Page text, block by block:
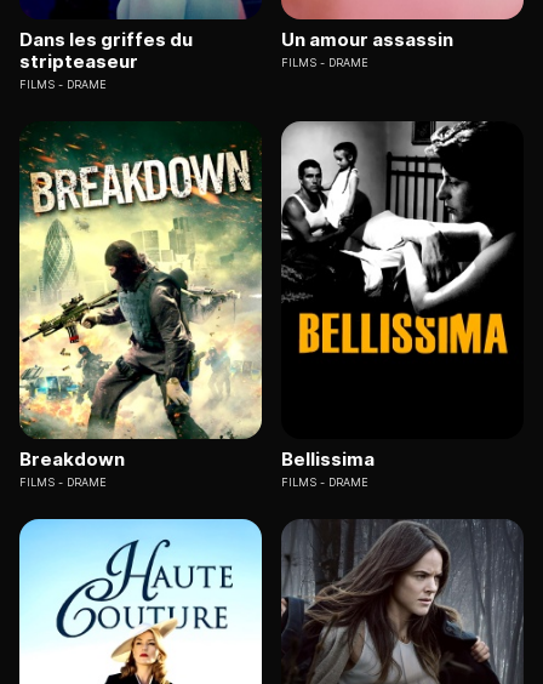
Dans les griffes du
stripteaseur
FILMS DRAME
Un amour assassin
FILMS DRAME
Breakdown
FILMS DRAME
Bellissima
FILMS DRAME